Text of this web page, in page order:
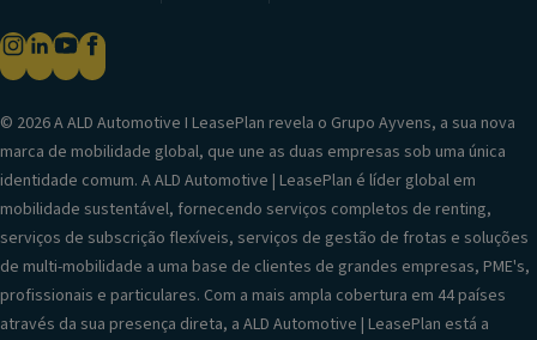
© 2026 A ALD Automotive I LeasePlan revela o Grupo Ayvens, a sua nova
marca de mobilidade global, que une as duas empresas sob uma única
identidade comum. A ALD Automotive | LeasePlan é líder global em
mobilidade sustentável, fornecendo serviços completos de renting,
serviços de subscrição flexíveis, serviços de gestão de frotas e soluções
de multi-mobilidade a uma base de clientes de grandes empresas, PME's,
profissionais e particulares. Com a mais ampla cobertura em 44 países
através da sua presença direta, a ALD Automotive | LeasePlan está a